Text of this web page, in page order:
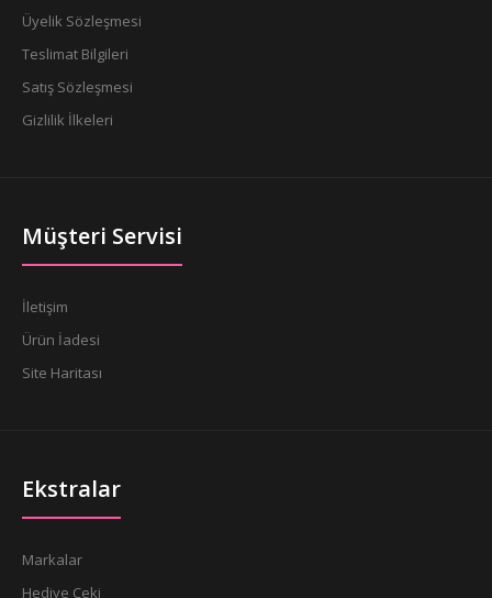
Üyelik Sözleşmesi
Teslimat Bilgileri
Satış Sözleşmesi
Gizlilik İlkeleri
Müşteri Servisi
İletişim
Ürün İadesi
Site Haritası
Ekstralar
Markalar
Hediye Çeki